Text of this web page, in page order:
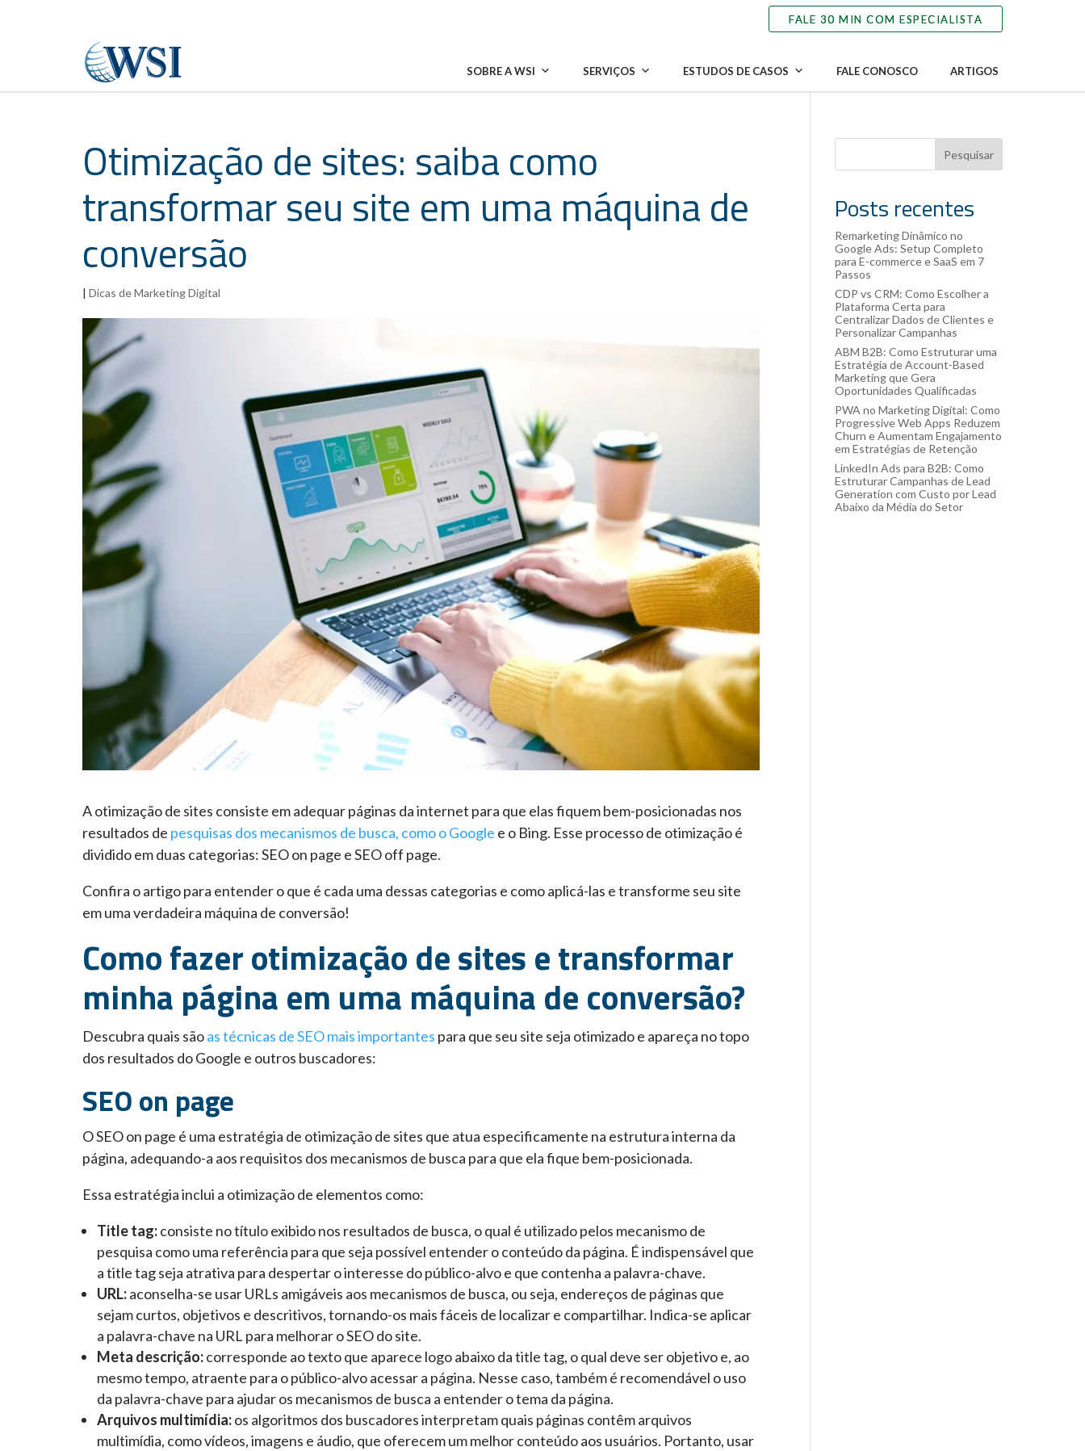
SOBRE A WSI SERVIÇOS ESTUDOS DE CASOS FALE CONOSCO ARTIGOS
Otimização de sites: saiba como
transformar seu site em uma máquina de
conversão
| Dicas de Marketing Digital
A otimização de sites consiste em adequar páginas da internet para que elas fiquem bem-posicionadas nos
resultados de pesquisas dos mecanismos de busca, como o Google e o Bing. Esse processo de otimização é
dividido em duas categorias: SEO on page e SEO off page.
Confira o artigo para entender o que é cada uma dessas categorias e como aplicá-las e transforme seu site
em uma verdadeira máquina de conversão!
Como fazer otimização de sites e transformar
minha página em uma máquina de conversão?
Descubra quais sãoas técnicas de SEO mais importantes para que seu site seja otimizado e apareça no topo
dos resultados do Google e outros buscadores:
SEO on page
O SEO on page é uma estratégia de otimização de sites que atua especificamente na estrutura interna da
página, adequando-a aos requisitos dos mecanismos de busca para que ela fique bem-posicionada.
Essa estratégia inclui a otimização de elementos como:
Title tag:consiste no título exibido nos resultados de busca, o qual é utilizado pelos mecanismo de
pesquisa como uma referência para que seja possível entender o conteúdo da página. É indispensável que
a title tag seja atrativa para despertar o interesse do público-alvo e que contenha a palavra-chave.
URL:aconselha-se usar URLs amigáveis aos mecanismos de busca, ou seja, endereços de páginas que
sejam curtos, objetivos e descritivos, tornando-os mais fáceis de localizar e compartilhar. Indica-se aplicar
a palavra-chave na URL para melhorar o SEO do site.
Meta descrição:corresponde ao texto que aparece logo abaixo da title tag, o qual deve ser objetivo e, ao
mesmo tempo, atraente para o público-alvo acessar a página. Nesse caso, também é recomendável o uso
da palavra-chave para ajudar os mecanismos de busca a entender o tema da página.
Arquivos multimídia:os algoritmos dos buscadores interpretam quais páginas contêm arquivos
multimídia, como vídeos, imagens e áudio, que oferecem um melhor conteúdo aos usuários. Portanto, usar
Pesquisar
Posts recentes
Remarketing Dinâmico no
Google Ads: Setup Completo
para E-commerce e SaaS em 7
Passos
CDP vs CRM: Como Escolher a
Plataforma Certa para
Centralizar Dados de Clientes e
Personalizar Campanhas
ABM B2B: Como Estruturar uma
Estratégia de Account-Based
Marketing que Gera
Oportunidades Qualificadas
PWA no Marketing Digital: Como
Progressive Web Apps Reduzem
Churn e Aumentam Engajamento
em Estratégias de Retenção
LinkedIn Ads para B2B: Como
Estruturar Campanhas de Lead
Generation com Custo por Lead
Abaixo da Média do Setor